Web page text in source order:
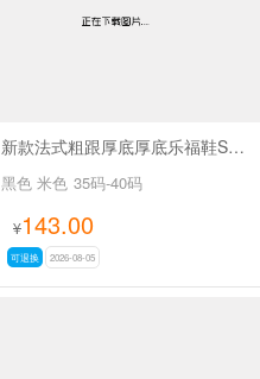
新款法式粗跟厚底厚底乐福鞋SA3079
黑色 米色 35码-40码
¥143.00
可退换 2026-08-05